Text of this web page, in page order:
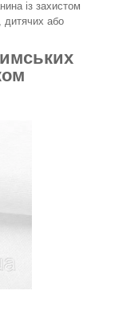
із захистом
дитячих або